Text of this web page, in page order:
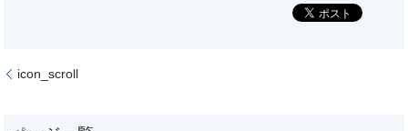
icon_scroll